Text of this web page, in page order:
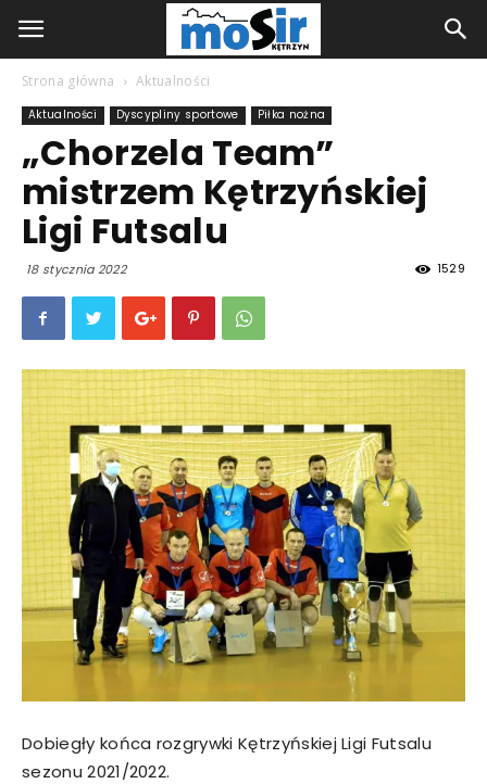
Strona główna Aktualności
Aktualności Dyscypliny sportowe Piłka nożna
„Chorzela Team”
mistrzem Kętrzyńskiej
Ligi Futsalu
18 stycznia 2022 1529
Dobiegły końca rozgrywki Kętrzyńskiej Ligi Futsalu
sezonu 2021/2022.